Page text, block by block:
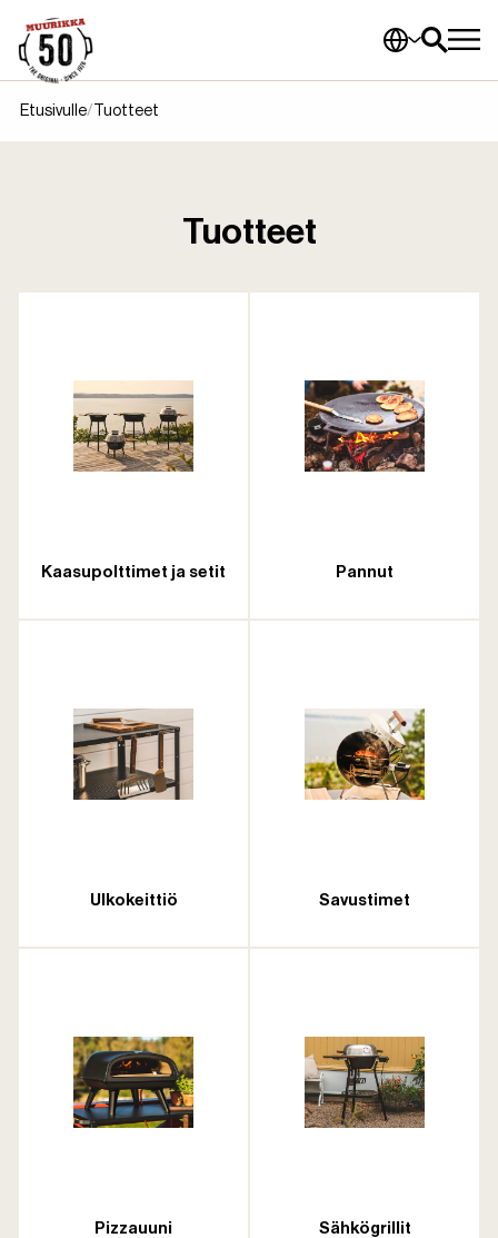
Etusivulle Tuotteet
Tuotteet
Kaasupolttimet ja setit Pannut
Ulkokeittiö Savustimet
Pizzauuni Sähkögrillit